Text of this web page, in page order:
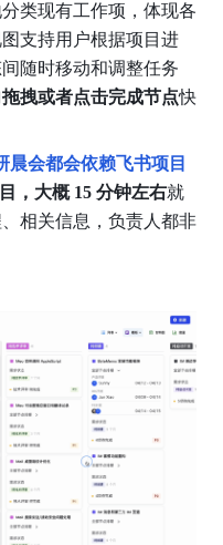
类现有工作项，体现各
支持用户根据项目进
随时移动和调整任务
拽或者点击完成节点快
晨会都会依赖飞书项目
，大概 15 分钟左右就
相关信息，负责人都非